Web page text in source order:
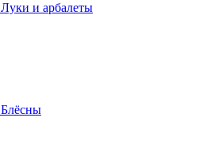
Луки и арбалеты
Блёсны